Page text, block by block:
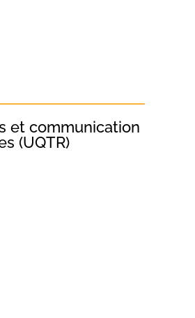
et communication
(UQTR)